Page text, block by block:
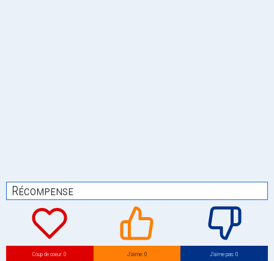
Récompense
Coup de coeur: 0 J’aime: 0 J’aime pas: 0